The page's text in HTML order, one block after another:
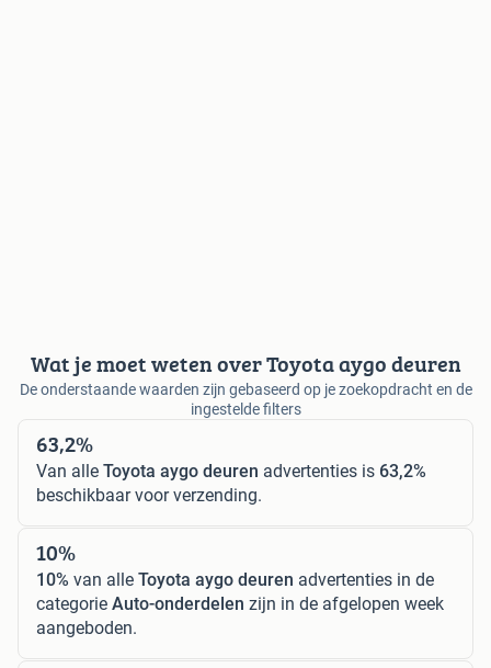
Wat je moet weten over Toyota aygo deuren
De onderstaande waarden zijn gebaseerd op je zoekopdracht en de
ingestelde filters
63,2%
Van alle Toyota aygo deuren advertenties is 63,2%
beschikbaar voor verzending.
10%
10% van alle Toyota aygo deuren advertenties in de
categorie Auto-onderdelen zijn in de afgelopen week
aangeboden.